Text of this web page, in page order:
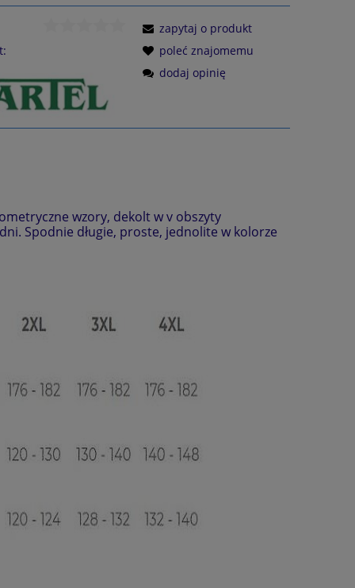
zapytaj o produkt
poleć znajomemu
dodaj opinię
wzory, dekolt w v obszyty
Spodnie długie, proste, jednolite w kolorze